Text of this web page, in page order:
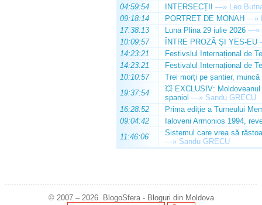
04:59:54
INTERSECȚII —» Leo
09:18:14
PORTRET DE MONAH —»
17:38:13
Luna Plina 29 iulie 2026 —»
10:09:57
ÎNTRE PROZĂ ȘI YES-EU
14:23:21
Festivslul Internațional de
14:23:21
Festivalul Internațional de
10:10:57
Trei morți pe șantier, muncă
19:37:54
💥 EXCLUSIV:
spaniol —» Sandu GRECU
16:28:52
Prima ediție a Turneului
09:04:42
Ialoveni Armonios 1994,
11:46:06
Sistemul care vrea să
—» Sandu GRECU
© 2007 – 2026. BlogoSfera - Bloguri din Moldova